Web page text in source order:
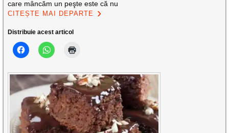
care mâncăm un peşte este că nu
CITEȘTE MAI DEPARTE
Distribuie acest articol